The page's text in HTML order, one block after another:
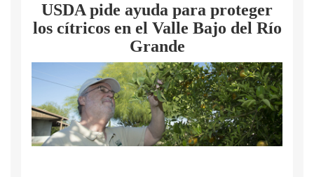
USDA pide ayuda para proteger
los cítricos en el Valle Bajo del Río
Grande